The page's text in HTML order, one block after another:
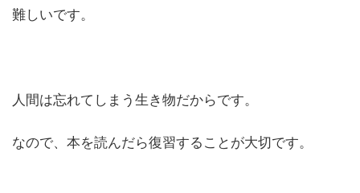
難しいです。
人間は忘れてしまう生き物だからです。
なので、本を読んだら復習することが大切です。